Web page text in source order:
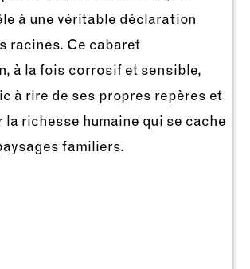
à une véritable déclaration
racines. Ce cabaret
à la fois corrosif et sensible,
à rire de ses propres repères et
la richesse humaine qui se cache
familiers.